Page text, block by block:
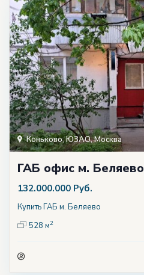
Коньково,ЮЗАО,Москва
ГАБ офис м. Беляево
132.000.000 Руб.
Купить ГАБ м. Беляево
528 м2